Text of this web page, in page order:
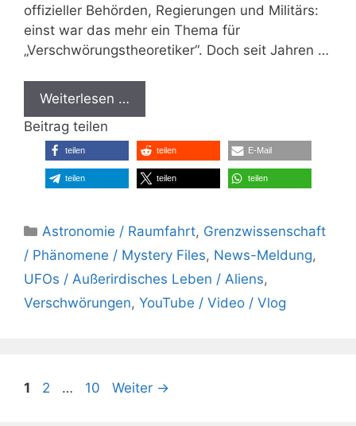
offizieller Behörden, Regierungen und Militärs:
einst war das mehr ein Thema für
„Verschwörungstheoretiker“. Doch seit Jahren …
Weiterlesen …
Beitrag teilen
teilen teilen E-Mail
teilen teilen teilen
Kategorien
Astronomie / Raumfahrt, Grenzwissenschaft
/ Phänomene / Mystery Files, News-Meldung,
UFOs / Außerirdisches Leben / Aliens,
Verschwörungen, YouTube / Video / Vlog
Seite
1 Seite
2 … Seite
10 Weiter →